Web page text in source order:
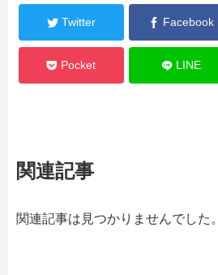
Twitter Facebook
Pocket LINE
関連記事
関連記事は見つかりませんでした。